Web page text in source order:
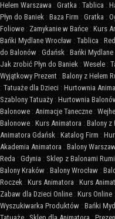
Helem Warszawa : Gratka : Tablica :
Płyn do Baniek : Baza Firm : Gratka :
Foliowe : Zamykanie w Bańce : Kurs
Bańki Mydlane Wrocław : Tablica :
do Balonów : Gdańsk : Bańki Mydlane
Jak zrobić Płyn do Baniek : Wesele :
Wyjątkowy Prezent : Balony z Helem
: Tatuaże dla Dzieci : Hurtownia
Szablony Tatuaży : Hurtownia
Balonowe : Animacje Taneczne :
Balonowe : Kurs Animatora : Balony z
Animatora Gdańsk : Katalog Firm :
Akademia Animatora : Balony
Reda : Gdynia : Sklep z Balonami
Balony Kraków : Balony Wrocław :
Roczek : Kurs Animatora : Kurs
Zabaw dla Dzieci Online : Kurs Online :
Wyszukiwarka Produktów : Bańki